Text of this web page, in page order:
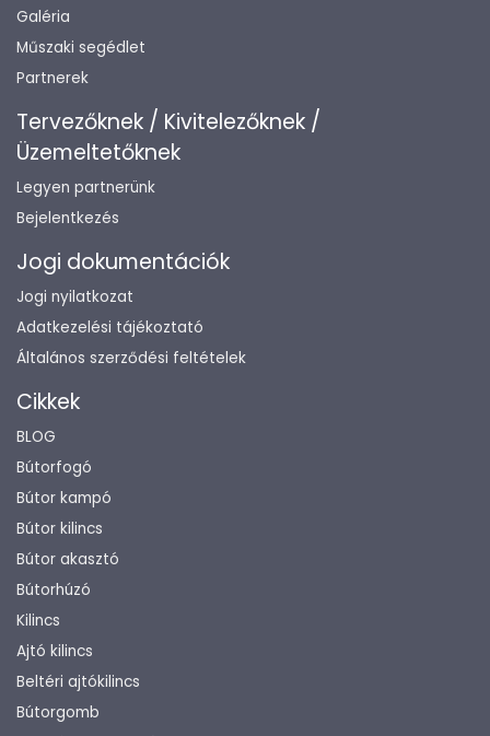
Galéria
Műszaki segédlet
Partnerek
Tervezőknek / Kivitelezőknek /
Üzemeltetőknek
Legyen partnerünk
Bejelentkezés
Jogi dokumentációk
Jogi nyilatkozat
Adatkezelési tájékoztató
Általános szerződési feltételek
Cikkek
BLOG
Bútorfogó
Bútor kampó
Bútor kilincs
Bútor akasztó
Bútorhúzó
Kilincs
Ajtó kilincs
Beltéri ajtókilincs
Bútorgomb